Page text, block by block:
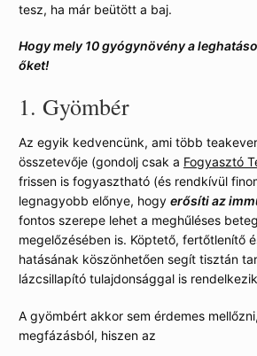
tesz, ha már beütött a baj.
Hogy mely 10 gyógynövény a
őket!
1. Gyömbér
Az egyik kedvencünk, ami több
összetevője (gondolj csak a Fogyasztó
frissen is fogyasztható (és rendkívül
legnagyobb előnye, hogy erősíti az
fontos szerepe lehet a meghűléses
megelőzésében is. Köptető, fertőtlenítő
hatásának köszönhetően segít tisztán
lázcsillapító tulajdonsággal is
A gyömbért akkor sem érdemes
megfázásból, hiszen az